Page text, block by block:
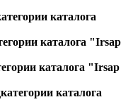
каталога
каталога "Irsap
каталога "Irsap
каталога